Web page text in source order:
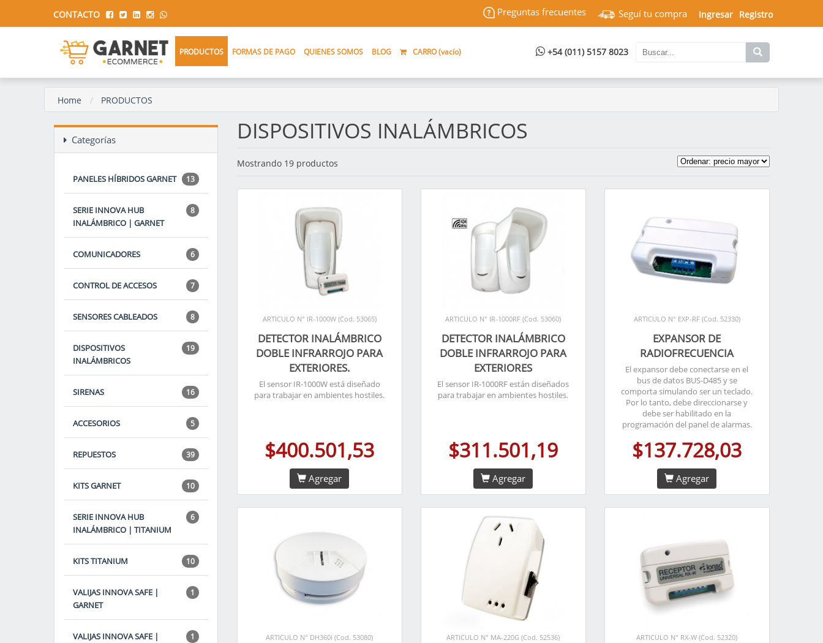
CONTACTO Ingresar Registro
Seguí tu compra
Preguntas frecuentes
+54 (011) 5157 8023
PRODUCTOS FORMAS DE PAGO QUIENES SOMOS BLOG CARRO (vacío)
Home PRODUCTOS
Categorías
13
PANELES HÍBRIDOS GARNET
8
SERIE INNOVA HUB
INALÁMBRICO | GARNET
6
COMUNICADORES
7
CONTROL DE ACCESOS
8
SENSORES CABLEADOS
19
DISPOSITIVOS
INALÁMBRICOS
16
SIRENAS
5
ACCESORIOS
39
REPUESTOS
10
KITS GARNET
6
SERIE INNOVA HUB
INALÁMBRICO | TITANIUM
10
KITS TITANIUM
1
VALIJAS INNOVA SAFE |
GARNET
1
VALIJAS INNOVA SAFE |
DISPOSITIVOS INALÁMBRICOS
Mostrando 19 productos
ARTICULO N° IR-1000W (Cod. 53065)
DETECTOR INALÁMBRICO
DOBLE INFRARROJO PARA
EXTERIORES.
El sensor IR-1000W está diseñado
para trabajar en ambientes hostiles.
$400.501,53
Agregar
ARTICULO N° IR-1000RF (Cod. 53060)
DETECTOR INALÁMBRICO
DOBLE INFRARROJO PARA
EXTERIORES
El sensor IR-1000RF están diseñados
para trabajar en ambientes hostiles.
$311.501,19
Agregar
ARTICULO N° EXP-RF (Cod. 52330)
EXPANSOR DE
RADIOFRECUENCIA
El expansor debe conectarse en el
bus de datos BUS-D485 y se
comporta simulando ser un teclado.
Por lo tanto, debe direccionarse y
debe ser habilitado en la
programación del panel de alarmas.
$137.728,03
Agregar
ARTICULO N° DH360i (Cod. 53080) ARTICULO N° MA-220G (Cod. 52536) ARTICULO N° RX-W (Cod. 52320)